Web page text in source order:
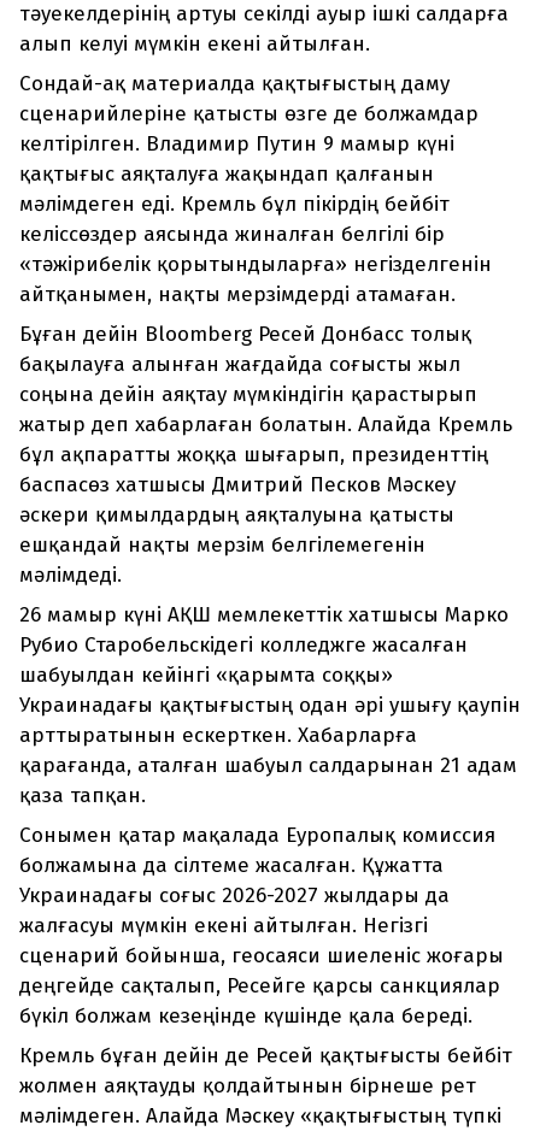
тәуекелдерінің артуы секілді ауыр ішкі салдарға
алып келуі мүмкін екені айтылған.
Сондай-ақ материалда қақтығыстың даму
сценарийлеріне қатысты өзге де болжамдар
келтірілген. Владимир Путин 9 мамыр күні
қақтығыс аяқталуға жақындап қалғанын
мәлімдеген еді. Кремль бұл пікірдің бейбіт
келіссөздер аясында жиналған белгілі бір
«тәжірибелік қорытындыларға» негізделгенін
айтқанымен, нақты мерзімдерді атамаған.
Бұған дейін Bloomberg Ресей Донбасс толық
бақылауға алынған жағдайда соғысты жыл
соңына дейін аяқтау мүмкіндігін қарастырып
жатыр деп хабарлаған болатын. Алайда Кремль
бұл ақпаратты жоққа шығарып, президенттің
баспасөз хатшысы Дмитрий Песков Мәскеу
әскери қимылдардың аяқталуына қатысты
ешқандай нақты мерзім белгілемегенін
мәлімдеді.
26 мамыр күні АҚШ мемлекеттік хатшысы Марко
Рубио Старобельскідегі колледжге жасалған
шабуылдан кейінгі «қарымта соққы»
Украинадағы қақтығыстың одан әрі ушығу қаупін
арттыратынын ескерткен. Хабарларға
қарағанда, аталған шабуыл салдарынан 21 адам
қаза тапқан.
Сонымен қатар мақалада Еуропалық комиссия
болжамына да сілтеме жасалған. Құжатта
Украинадағы соғыс 2026-2027 жылдары да
жалғасуы мүмкін екені айтылған. Негізгі
сценарий бойынша, геосаяси шиеленіс жоғары
деңгейде сақталып, Ресейге қарсы санкциялар
бүкіл болжам кезеңінде күшінде қала береді.
Кремль бұған дейін де Ресей қақтығысты бейбіт
жолмен аяқтауды қолдайтынын бірнеше рет
мәлімдеген. Алайда Мәскеу «қақтығыстың түпкі